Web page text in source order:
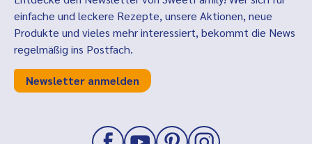
einfache und leckere Rezepte, unsere Aktionen, neue
Produkte und vieles mehr interessiert, bekommt die News
regelmäßig ins Postfach.
Newsletter anmelden